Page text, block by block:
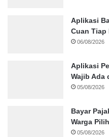
Aplikasi
Cuan Tiap
06/08/2026
Aplikasi
Wajib Ada
05/08/2026
Bayar
Warga
05/08/2026